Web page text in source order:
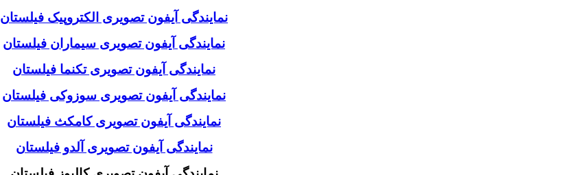
نمایندگی آیفون تصویری الکتروپیک فیلستان
نمایندگی آیفون تصویری سیماران فیلستان
نمایندگی آیفون تصویری تکنما فیلستان
نمایندگی آیفون تصویری سوزوکی فیلستان
نمایندگی آیفون تصویری کامکث فیلستان
نمایندگی آیفون تصویری آلدو فیلستان